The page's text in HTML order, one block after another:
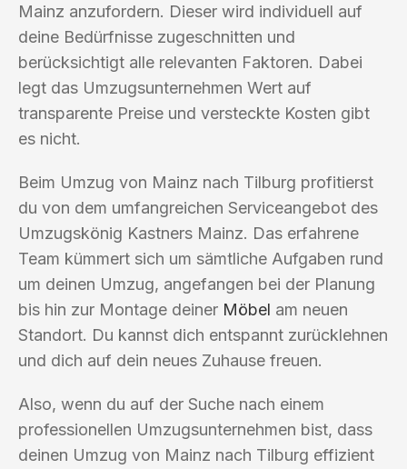
Mainz anzufordern. Dieser wird individuell auf
deine Bedürfnisse zugeschnitten und
berücksichtigt alle relevanten Faktoren. Dabei
legt das Umzugsunternehmen Wert auf
transparente Preise und versteckte Kosten gibt
es nicht.
Beim Umzug von Mainz nach Tilburg profitierst
du von dem umfangreichen Serviceangebot des
Umzugskönig Kastners Mainz. Das erfahrene
Team kümmert sich um sämtliche Aufgaben rund
um deinen Umzug, angefangen bei der Planung
bis hin zur Montage deiner Möbel am neuen
Standort. Du kannst dich entspannt zurücklehnen
und dich auf dein neues Zuhause freuen.
Also, wenn du auf der Suche nach einem
professionellen Umzugsunternehmen bist, dass
deinen Umzug von Mainz nach Tilburg effizient